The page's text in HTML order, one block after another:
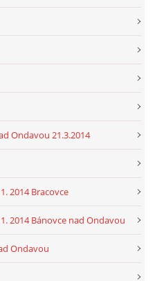
Ondavou 21.3.2014
2014 Bracovce
2014 Bánovce nad Ondavou
Ondavou